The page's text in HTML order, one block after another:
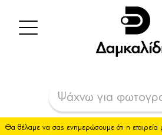
Θα θέλαμε να σας ενημερώσουμε ότι η εταιρεία